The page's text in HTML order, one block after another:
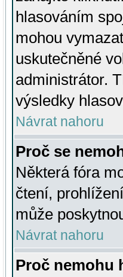
hlasováním
mohou
uskutečněné
administrátor.
výsledky
Návrat nahoru
Proč se
Některá fóra
čtení,
může
Návrat nahoru
Proč nemohu